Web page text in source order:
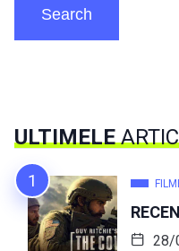
Search
ULTIMELE
28/